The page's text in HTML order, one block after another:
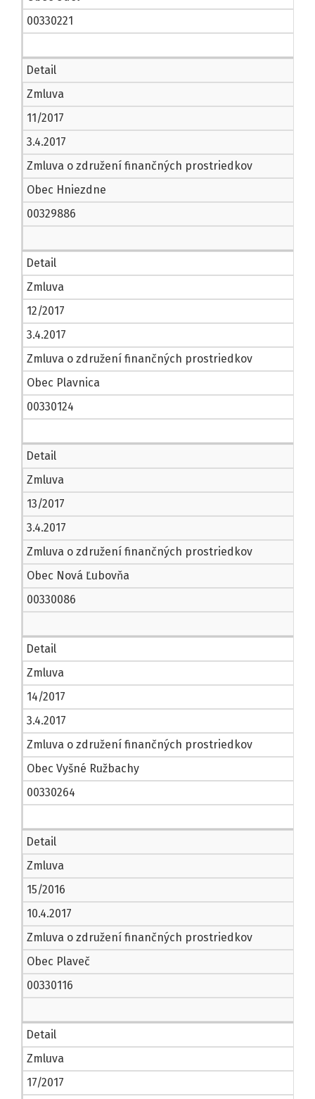
00330221
Detail
Zmluva
11/2017
3.4.2017
Zmluva o združení finančných prostriedkov
Obec Hniezdne
00329886
Detail
Zmluva
12/2017
3.4.2017
Zmluva o združení finančných prostriedkov
Obec Plavnica
00330124
Detail
Zmluva
13/2017
3.4.2017
Zmluva o združení finančných prostriedkov
Obec Nová Ľubovňa
00330086
Detail
Zmluva
14/2017
3.4.2017
Zmluva o združení finančných prostriedkov
Obec Vyšné Ružbachy
00330264
Detail
Zmluva
15/2016
10.4.2017
Zmluva o združení finančných prostriedkov
Obec Plaveč
00330116
Detail
Zmluva
17/2017